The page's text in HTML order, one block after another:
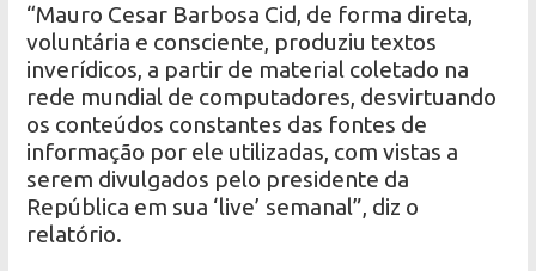
“Mauro Cesar Barbosa Cid, de forma direta,
voluntária e consciente, produziu textos
inverídicos, a partir de material coletado na
rede mundial de computadores, desvirtuando
os conteúdos constantes das fontes de
informação por ele utilizadas, com vistas a
serem divulgados pelo presidente da
República em sua ‘live’ semanal”, diz o
relatório.